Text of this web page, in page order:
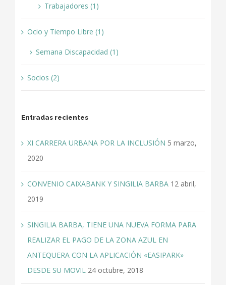
Trabajadores (1)
Ocio y Tiempo Libre (1)
Semana Discapacidad (1)
Socios (2)
Entradas recientes
XI CARRERA URBANA POR LA INCLUSIÓN 5 marzo,
2020
CONVENIO CAIXABANK Y SINGILIA BARBA 12 abril,
2019
SINGILIA BARBA, TIENE UNA NUEVA FORMA PARA
REALIZAR EL PAGO DE LA ZONA AZUL EN
ANTEQUERA CON LA APLICACIÓN «EASIPARK»
DESDE SU MOVIL 24 octubre, 2018